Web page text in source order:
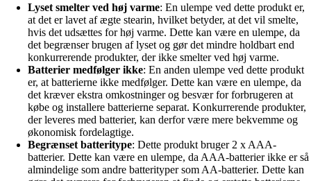
Lyset smelter ved høj varme: En ulempe ved dette produkt er,
at det er lavet af ægte stearin, hvilket betyder, at det vil smelte,
hvis det udsættes for høj varme. Dette kan være en ulempe, da
det begrænser brugen af lyset og gør det mindre holdbart end
konkurrerende produkter, der ikke smelter ved høj varme.
Batterier medfølger ikke: En anden ulempe ved dette produkt
er, at batterierne ikke medfølger. Dette kan være en ulempe, da
det kræver ekstra omkostninger og besvær for forbrugeren at
købe og installere batterierne separat. Konkurrerende produkter,
der leveres med batterier, kan derfor være mere bekvemme og
økonomisk fordelagtige.
Begrænset batteritype: Dette produkt bruger 2 x AAA-
batterier. Dette kan være en ulempe, da AAA-batterier ikke er så
almindelige som andre batterityper som AA-batterier. Dette kan